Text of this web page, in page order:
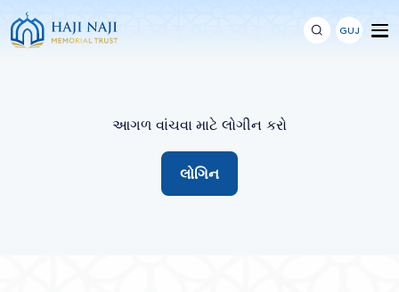
GUJ
આગળ વાંચવા માટે લોગીન કરો
લોગિન